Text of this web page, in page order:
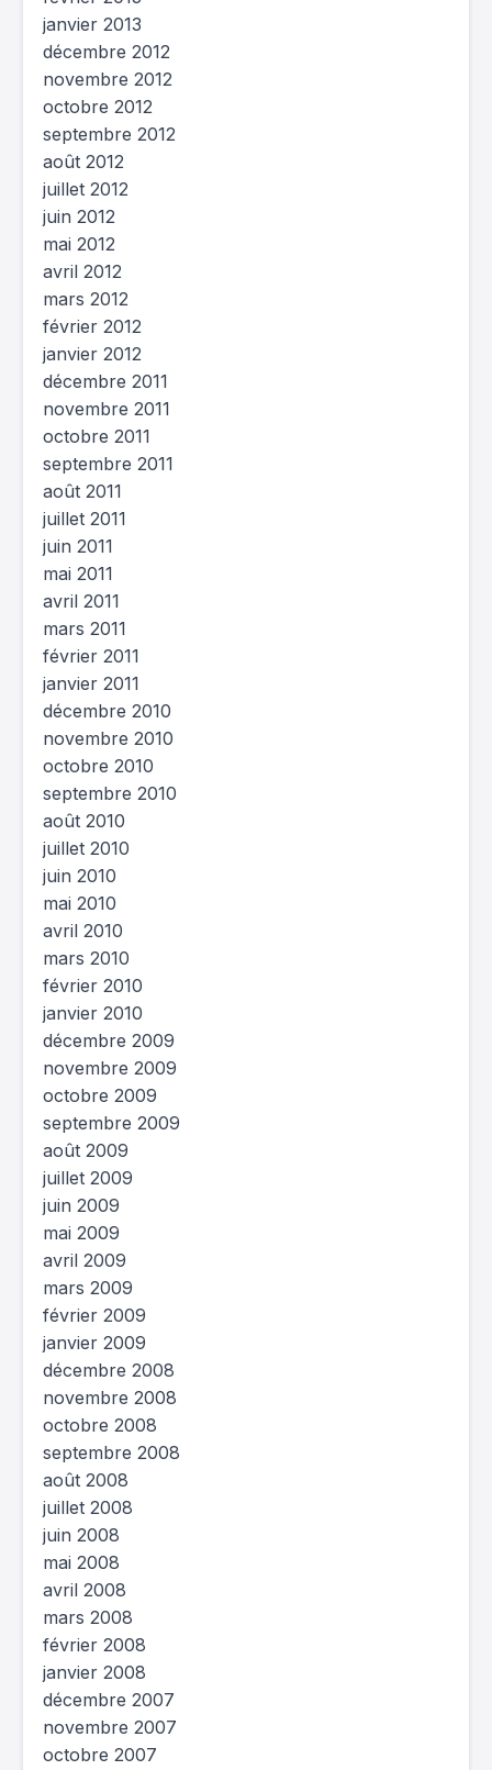
janvier 2013
décembre 2012
novembre 2012
octobre 2012
septembre 2012
août 2012
juillet 2012
juin 2012
mai 2012
avril 2012
mars 2012
février 2012
janvier 2012
décembre 2011
novembre 2011
octobre 2011
septembre 2011
août 2011
juillet 2011
juin 2011
mai 2011
avril 2011
mars 2011
février 2011
janvier 2011
décembre 2010
novembre 2010
octobre 2010
septembre 2010
août 2010
juillet 2010
juin 2010
mai 2010
avril 2010
mars 2010
février 2010
janvier 2010
décembre 2009
novembre 2009
octobre 2009
septembre 2009
août 2009
juillet 2009
juin 2009
mai 2009
avril 2009
mars 2009
février 2009
janvier 2009
décembre 2008
novembre 2008
octobre 2008
septembre 2008
août 2008
juillet 2008
juin 2008
mai 2008
avril 2008
mars 2008
février 2008
janvier 2008
décembre 2007
novembre 2007
octobre 2007